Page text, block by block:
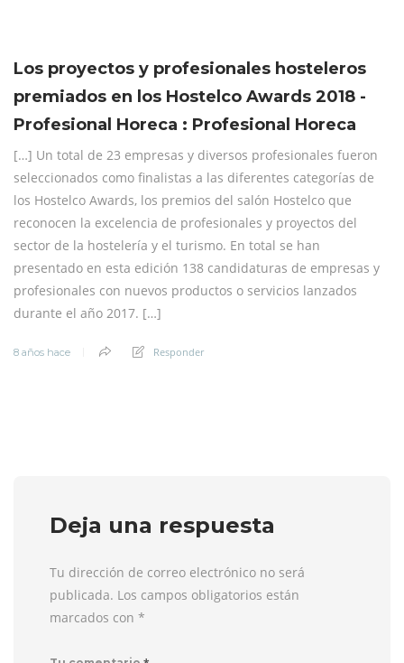
Los proyectos y profesionales hosteleros
premiados en los Hostelco Awards 2018 -
Profesional Horeca : Profesional Horeca
[…] Un total de 23 empresas y diversos profesionales fueron
seleccionados como finalistas a las diferentes categorías de
los Hostelco Awards, los premios del salón Hostelco que
reconocen la excelencia de profesionales y proyectos del
sector de la hostelería y el turismo. En total se han
presentado en esta edición 138 candidaturas de empresas y
profesionales con nuevos productos o servicios lanzados
durante el año 2017. […]
8 años hace Responder
Deja una respuesta
Tu dirección de correo electrónico no será
publicada. Los campos obligatorios están
marcados con *